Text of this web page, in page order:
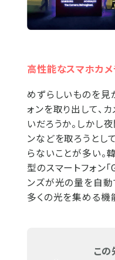
高性能なスマホカ
めずらしいものを見
ォンを取り出して、
いだろうか。しかし
ンなどを取ろうとし
らないことが多い。
型のスマートフォン「
ンズが光の量を自動
多くの光を集める
こ